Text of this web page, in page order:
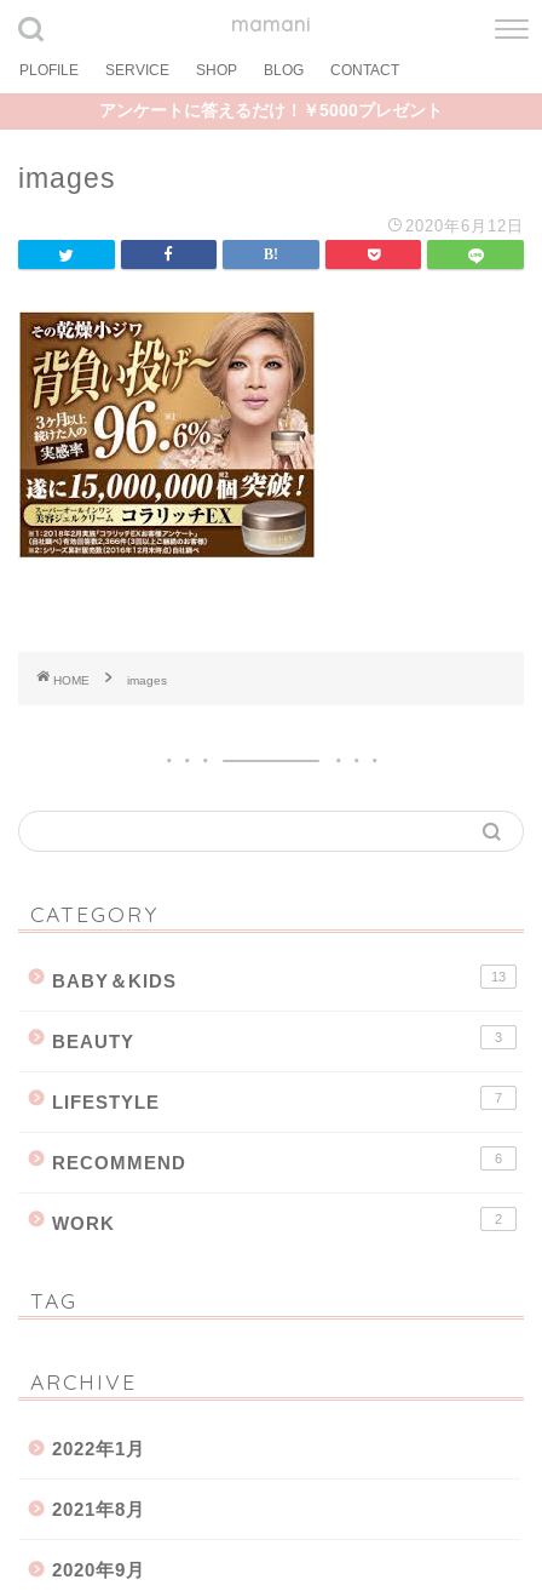
mamani
PLOFILE SERVICE SHOP BLOG CONTACT
アンケートに答えるだけ！￥5000プレゼント
images
2020年6月12日
HOME images
CATEGORY
BABY＆KIDS 13
BEAUTY 3
LIFESTYLE 7
RECOMMEND 6
WORK 2
TAG
ARCHIVE
2022年1月
2021年8月
2020年9月